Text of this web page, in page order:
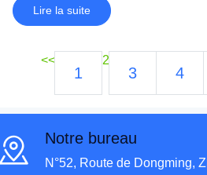
Lire la suite
<<
1
2
3 4
Notre bureau
N°52, Route de Dongming,